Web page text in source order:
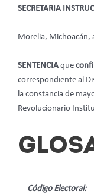
SECRETARIA
Morelia, Michoacán,
SENTENCIA que
correspondiente al
la constancia de
Revolucionario
Código Electoral: